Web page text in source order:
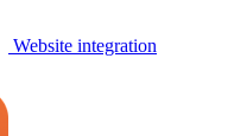
Website integration